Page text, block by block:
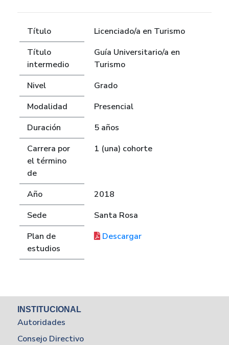
Título
Licenciado/a en Turismo
Título
intermedio
Guía Universitario/a en
Turismo
Nivel
Grado
Modalidad
Presencial
Duración
5 años
Carrera por
el término
de
1 (una) cohorte
Año
2018
Sede
Santa Rosa
Plan de
estudios
Descargar
INSTITUCIONAL
Autoridades
Consejo Directivo